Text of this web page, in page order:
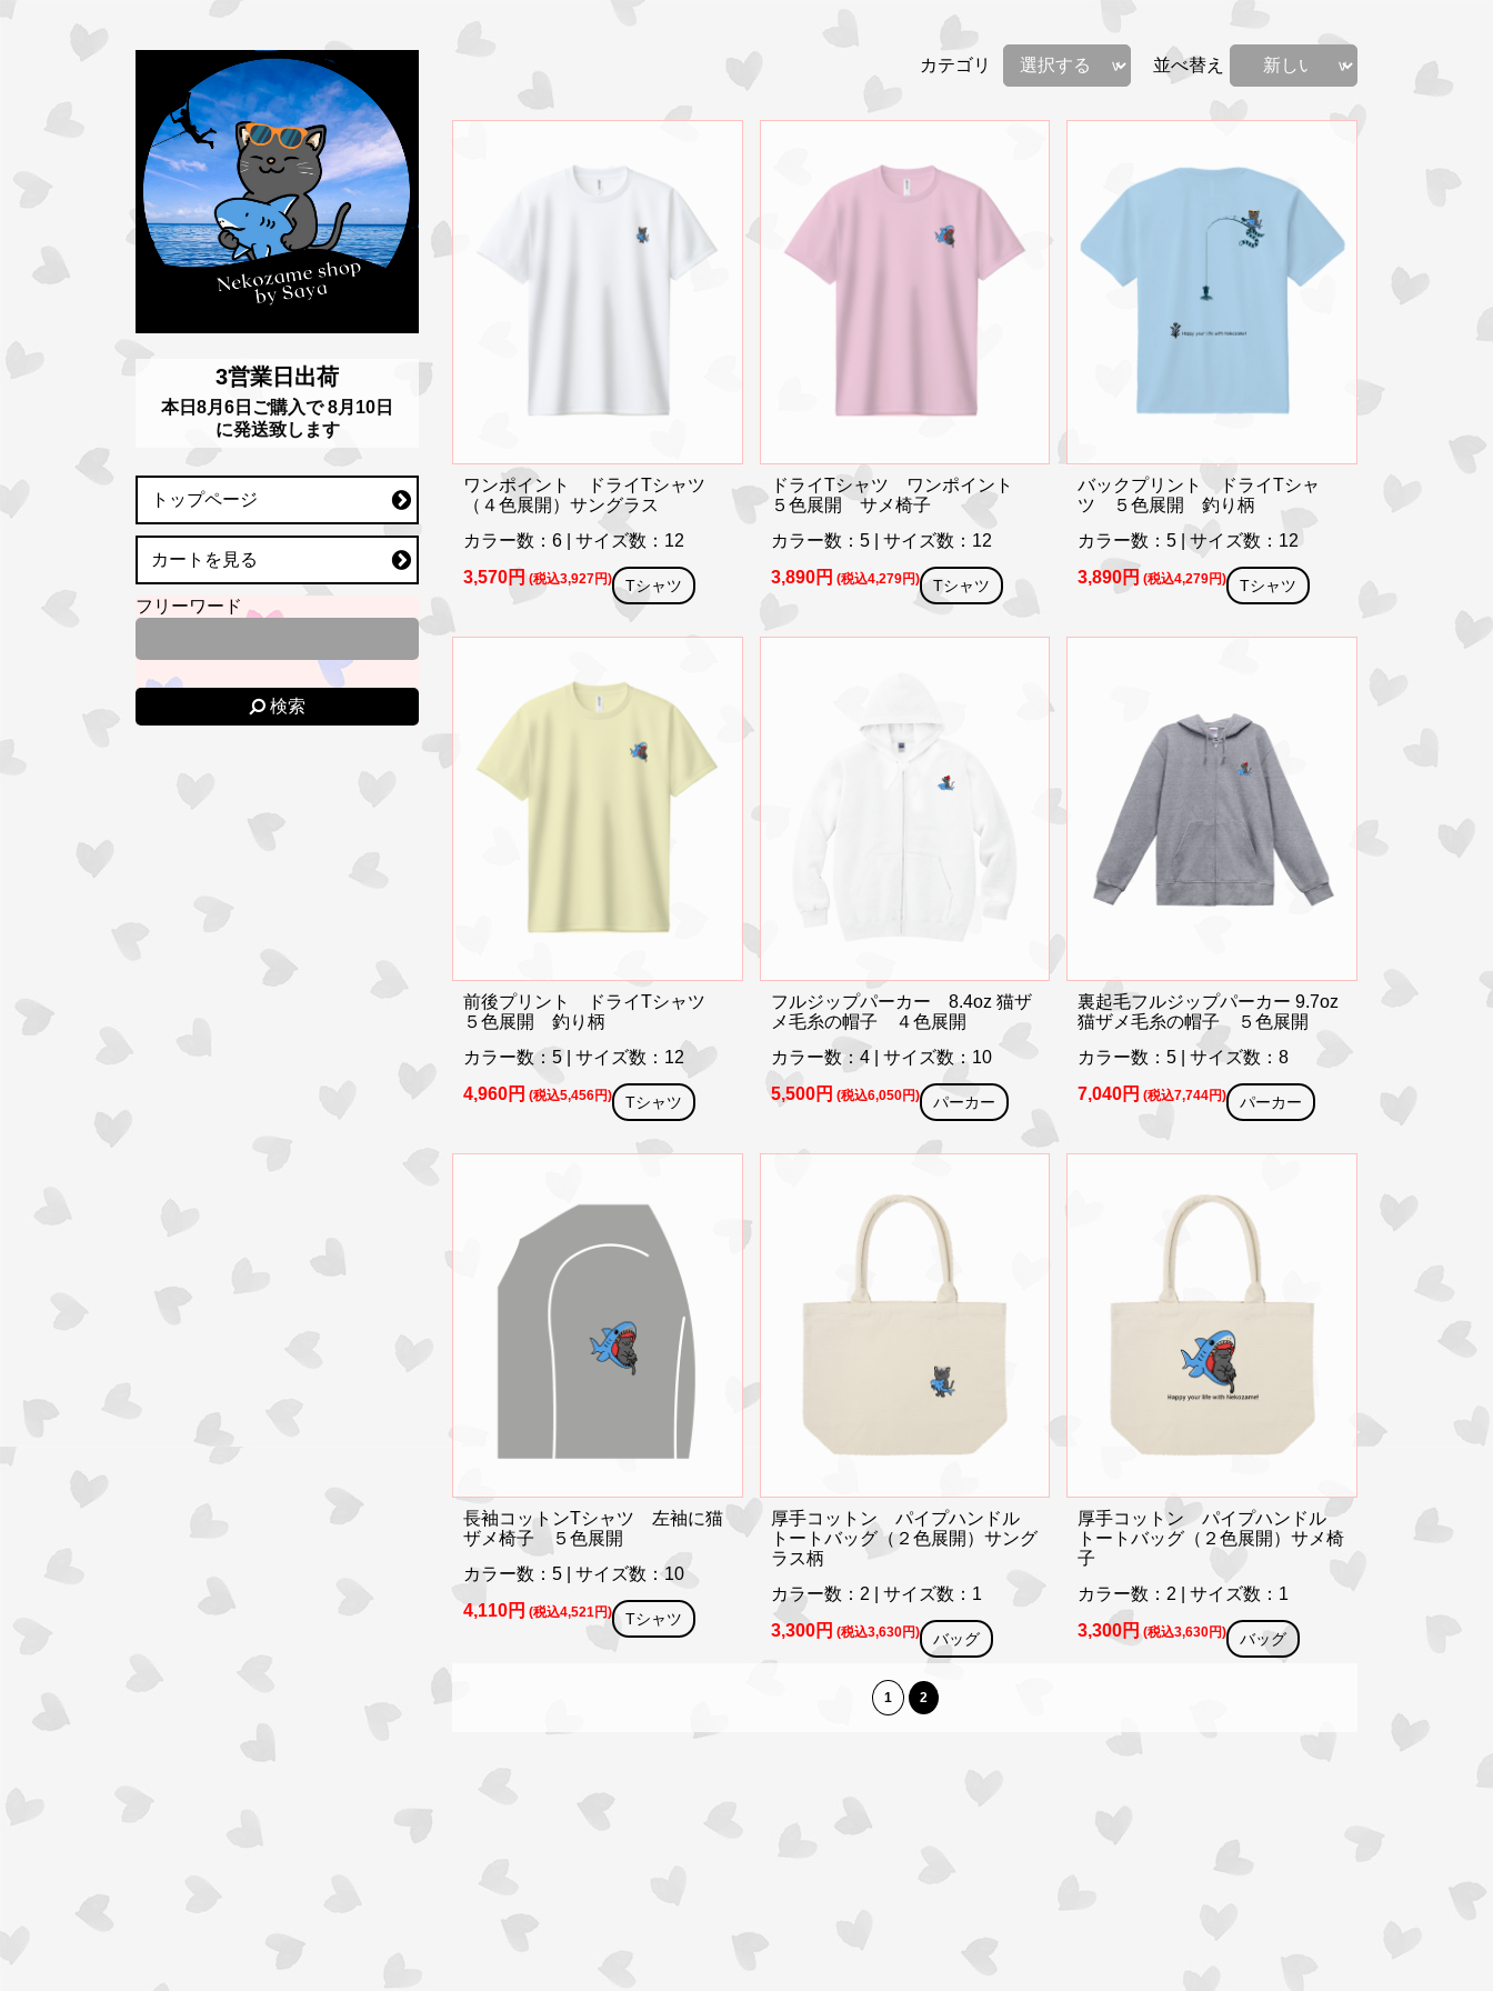
3営業日出荷
本日 8月6日 ご購入で8月10日
に発送致します
トップページ
カートを見る
フリーワード
検索
カテゴリ 並べ替え
ワンポイント ドライTシャツ
（４色展開）サングラス
カラー数：6 | サイズ数：12
Tシャツ
3,570円 (税込3,927円)
ドライTシャツ ワンポイント
５色展開 サメ椅子
カラー数：5 | サイズ数：12
Tシャツ
3,890円 (税込4,279円)
バックプリント ドライTシャ
ツ ５色展開 釣り柄
カラー数：5 | サイズ数：12
Tシャツ
3,890円 (税込4,279円)
前後プリント ドライTシャツ
５色展開 釣り柄
カラー数：5 | サイズ数：12
Tシャツ
4,960円 (税込5,456円)
フルジップパーカー 8.4oz 猫ザ
メ毛糸の帽子 ４色展開
カラー数：4 | サイズ数：10
パーカー
5,500円 (税込6,050円)
裏起毛フルジップパーカー 9.7oz
猫ザメ毛糸の帽子 ５色展開
カラー数：5 | サイズ数：8
パーカー
7,040円 (税込7,744円)
長袖コットンTシャツ 左袖に猫
ザメ椅子 ５色展開
カラー数：5 | サイズ数：10
Tシャツ
4,110円 (税込4,521円)
厚手コットン パイプハンドル
トートバッグ（２色展開）サング
ラス柄
カラー数：2 | サイズ数：1
バッグ
3,300円 (税込3,630円)
厚手コットン パイプハンドル
トートバッグ（２色展開）サメ椅
子
カラー数：2 | サイズ数：1
バッグ
3,300円 (税込3,630円)
1 2